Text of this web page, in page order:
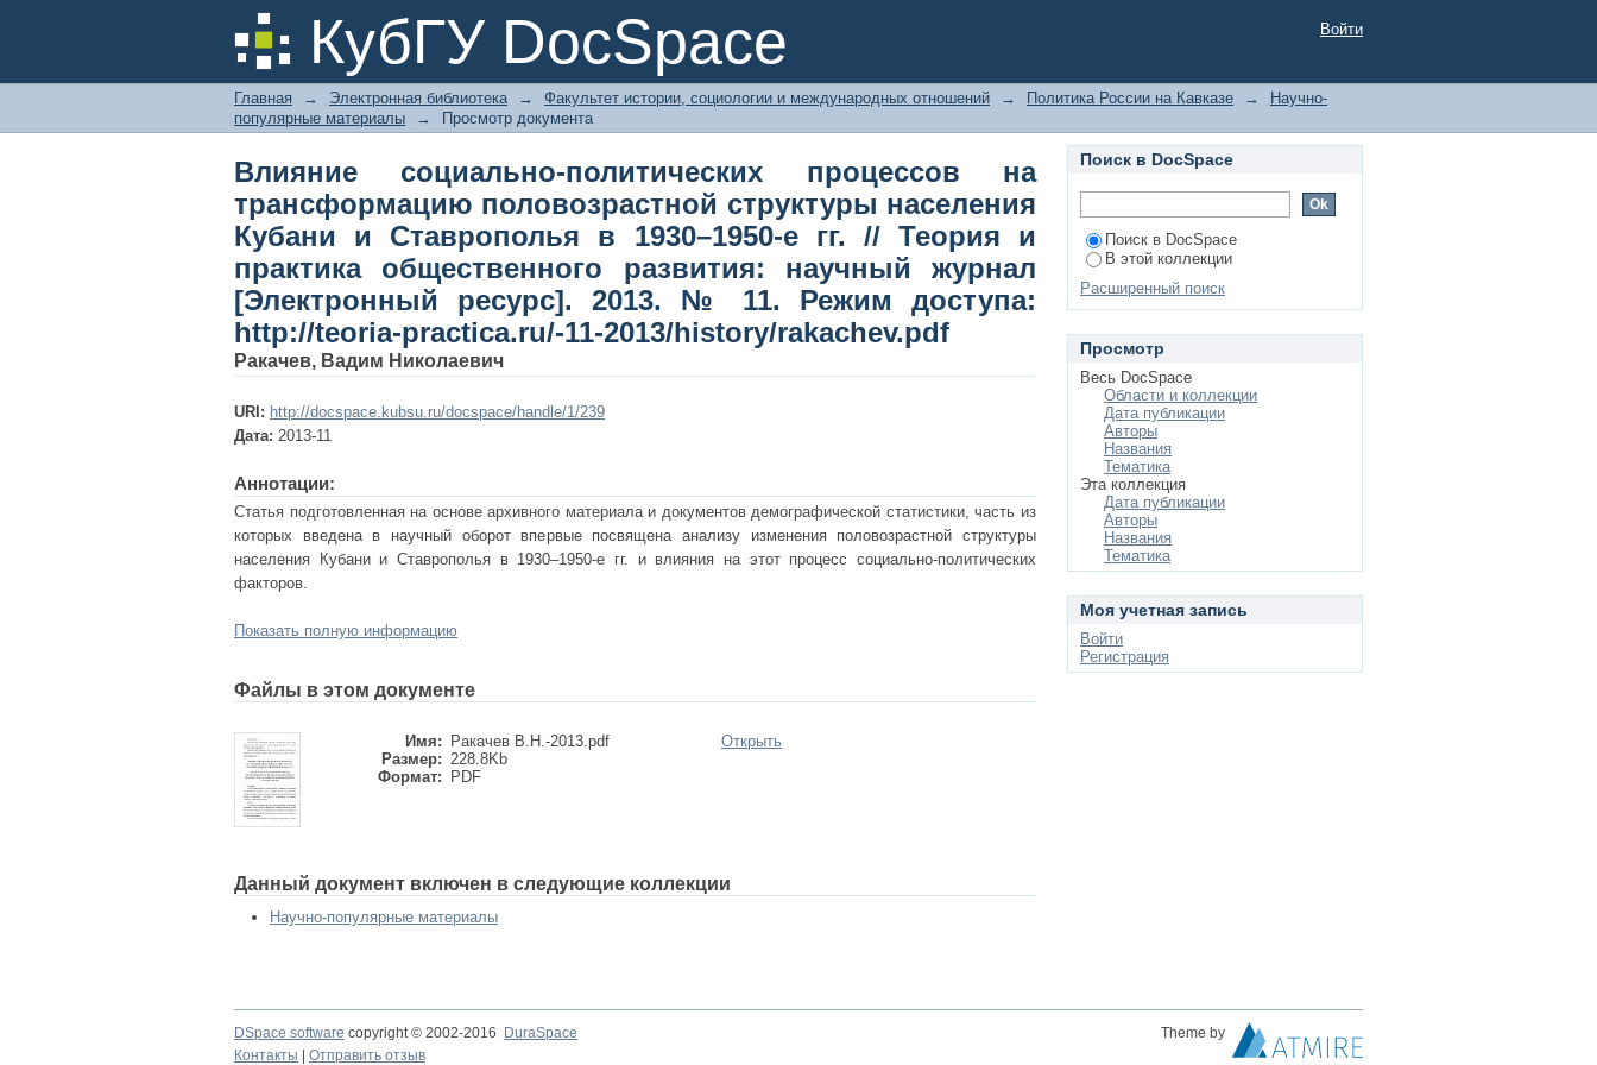
КубГУ DocSpace
Влияние социально-политических процессов на трансформацию
половозрастной структуры населения Кубани и Ставрополья в 1930–1950-е гг.
// Теория и практика общественного развития: научный журнал [Электронный
ресурс]. 2013. № 11. Режим доступа: http://teoria-practica.ru/-11-
Войти
Главная → Электронная библиотека → Факультет истории, социологии и международных отношений → Политика России на Кавказе →
Научно-
популярные материалы
→ Просмотр документа
Влияние социально-политических процессов на
трансформацию половозрастной структуры населения
Кубани и Ставрополья в 1930–1950-е гг. // Теория и
практика общественного развития: научный журнал
[Электронный ресурс]. 2013. № 11. Режим доступа:
http://teoria-practica.ru/-11-2013/history/rakachev.pdf
Ракачев, Вадим Николаевич
URI: http://docspace.kubsu.ru/docspace/handle/1/239
Дата: 2013-11
Аннотации:
Статья подготовленная на основе архивного материала и документов демографической статистики, часть из
которых введена в научный оборот впервые посвящена анализу изменения половозрастной структуры
населения Кубани и Ставрополья в 1930–1950-е гг. и влияния на этот процесс социально-политических
факторов.
Показать полную информацию
Файлы в этом документе
Имя:
Ракачев В.Н.-2013.pdf
Размер: 228.8Kb
Формат:
PDF
Открыть
Данный документ включен в следующие коллекции
Научно-популярные материалы
Поиск в DocSpace
Поиск в DocSpace
В этой коллекции
Расширенный поиск
Просмотр
Весь DocSpace
Области и коллекции
Дата публикации
Авторы
Названия
Тематика
Эта коллекция
Дата публикации
Авторы
Названия
Тематика
Моя учетная запись
Войти
Регистрация
DSpace software copyright © 2002-2016 DuraSpace
Theme by
Контакты
Отправить отзыв